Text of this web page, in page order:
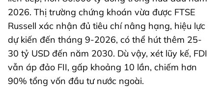
2026. Thị trường chứng khoán vừa được FTSE
Russell xác nhận đủ tiêu chí nâng hạng, hiệu lực
dự kiến đến tháng 9-2026, có thể hút thêm 25-
30 tỷ USD đến năm 2030. Dù vậy, xét lũy kế, FDI
vẫn áp đảo FII, gấp khoảng 10 lần, chiếm hơn
90% tổng vốn đầu tư nước ngoài.